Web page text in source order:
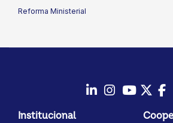
Reforma Ministerial
Instagram
Youtube
Institucional